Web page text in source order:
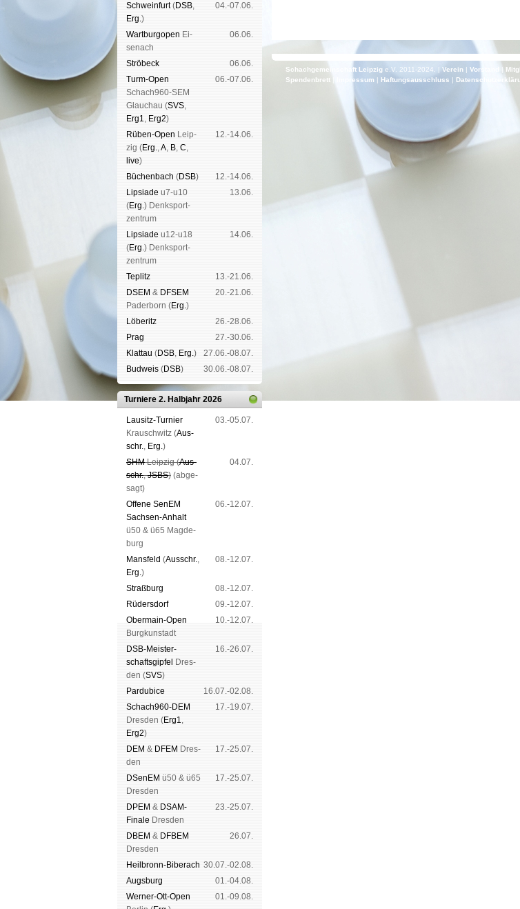
Schwein­furt(DSB,
Erg.)
04.-07.06.
Wart­burg­open Ei­
se­nach
06.06.
Strö­beck
06.06.
Turm-Open
Schach960-SEM
Glau­chau (SVS,
Erg1, Erg2)
06.-07.06.
Rüben-Open Leip­
zig (Erg.,A, B, C,
live)
12.-14.06.
Büchen­bach (DSB)
12.-14.06.
Lipsiade u7-u10
(Erg.) Denk­sport­
zen­trum
13.06.
Lipsiade u12-u18
(Erg.) Denk­sport­
zen­trum
14.06.
Tep­litz
13.-21.06.
DSEM & DFSEM
Pader­born (Erg.)
20.-21.06.
Lö­be­ritz
26.-28.06.
Prag
27.-30.06.
Klat­tau (DSB, Erg.)
27.06.-08.07.
Bud­weis (DSB) 30.06.-08.07.
Turniere 2. Halbjahr 2026
Lau­sitz-Tur­nier
Krausch­witz (Aus­
schr., Erg.)
03.-05.07.
SHMLeip­zig (Aus­
schr.,JSBS) (ab­ge­
sagt)
04.07.
Offene SenEM
Sach­sen-An­halt
ü50 & ü65 Mag­de­
burg
06.-12.07.
Mans­feld (Aus­schr.,
Erg.)
08.-12.07.
Straß­burg
08.-12.07.
Rüders­dorf
09.-12.07.
Ober­main-Open
Burg­kun­stadt
10.-12.07.
DSB-Meister­
schafts­gipfel
Dres­
den (SVS)
16.-26.07.
Pardu­bice
16.07.-02.08.
Schach960-DEM
Dres­den (Erg1,
Erg2)
17.-19.07.
DEM & DFEM Dres­
den
17.-25.07.
DSenEM ü50 & ü65
Dres­den
17.-25.07.
DPEM & DSAM-
Finale Dres­den
23.-25.07.
DBEM & DFBEM
Dres­den
26.07.
Heil­bronn-Bi­ber­ach 30.07.-02.08.
Augs­burg
01.-04.08.
Werner-Ott-Open
01.-09.08.
Schachgemeinschaft Leipzig e.V. 2011-2024. | Verein | Vorstand |
Spendenbrett
Impressum | Haf­tungs­aus­schluss |